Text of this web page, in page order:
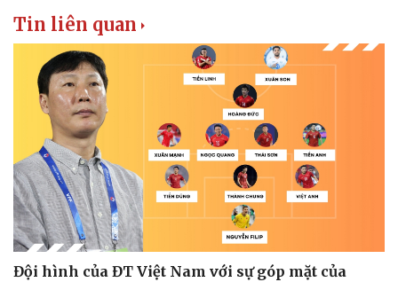
Tin liên quan
Đội hình của ĐT Việt Nam với sự góp mặt của